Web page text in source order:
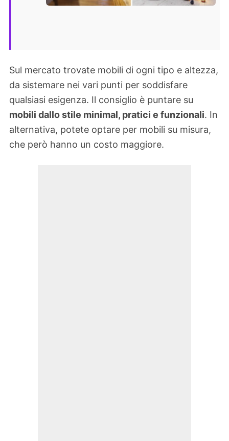
Sul mercato trovate mobili di ogni tipo e altezza,
da sistemare nei vari punti per soddisfare
qualsiasi esigenza. Il consiglio è puntare su
mobili dallo stile minimal, pratici e funzionali. In
alternativa, potete optare per mobili su misura,
che però hanno un costo maggiore.